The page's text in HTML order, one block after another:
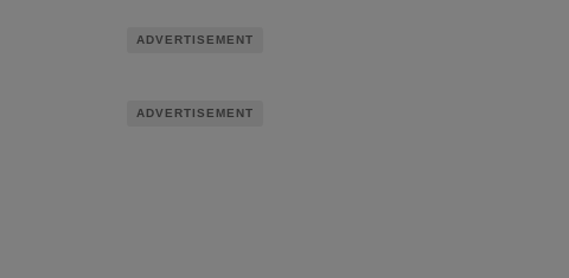
ADVERTISEMENT
ADVERTISEMENT